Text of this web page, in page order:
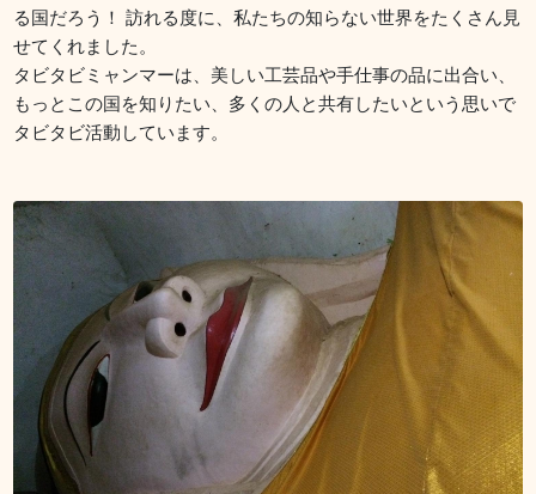
る国だろう！ 訪れる度に、私たちの知らない世界をたくさん見
せてくれました。
タビタビミャンマーは、美しい工芸品や手仕事の品に出合い、
もっとこの国を知りたい、多くの人と共有したいという思いで
タビタビ活動しています。